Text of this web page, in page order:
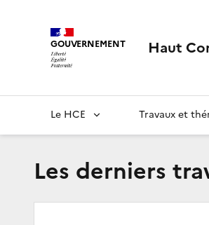
GOUVERNEMENT Haut
Le HCE Travaux et
Les derniers